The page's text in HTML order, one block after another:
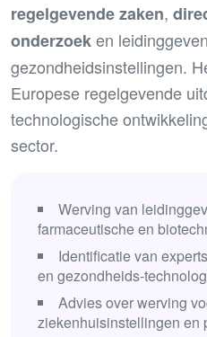
regelgevende zaken,
onderzoeken
gezondheidsinstellingen.
Europese regelgevende
technologische
sector.
Werving van
farmaceutische en
Identificatie van
en gezondheids-
Advies over werving
ziekenhuisinstellingen en